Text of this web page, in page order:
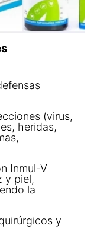
(virus,
heridas,
Inmul-V
y piel,
la
y